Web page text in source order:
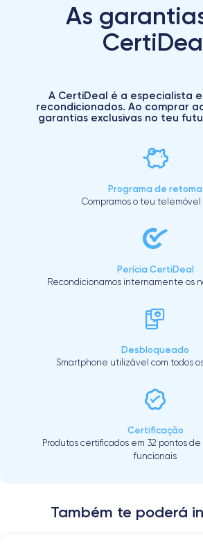
As
A CertiDeal é a especialista
recondicionados. Ao comprar
garantias exclusivas no teu
Programa de retoma
Compramos o teu telemóvel
Perícia CertiDeal
Recondicionamos internamente os
Desbloqueado
Smartphone utilizável com todos
Certificação
Produtos certificados em 32 pontos de
funcionais
Também te poderá